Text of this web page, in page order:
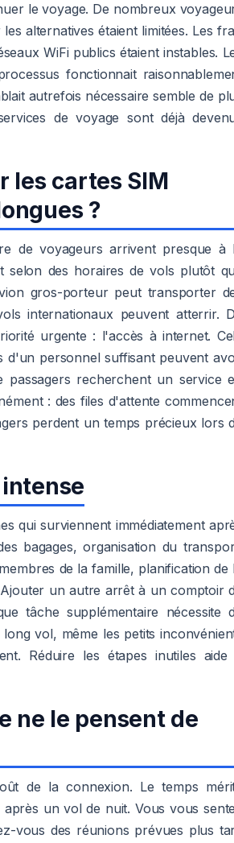
le voyage. De nombreux
alternatives étaient limitées. Les
WiFi publics étaient instables.
fonctionnait
autrefois nécessaire semble de
de voyage sont déjà
les cartes SIM
?
de voyageurs arrivent presque à
selon des horaires de vols plutôt
gros-porteur peut transporter
internationaux peuvent atterrir.
urgente : l'accès à internet.
d'un personnel suffisant peuvent
passagers recherchent un service
: des files d'attente
perdent un temps précieux lors
qui surviennent immédiatement
bagages, organisation du
de la famille, planification de
un autre arrêt à un comptoir
tâche supplémentaire nécessite
vol, même les petits
Réduire les étapes inutiles aide
ne le pensent de
de la connexion. Le temps
un vol de nuit. Vous vous
vous des réunions prévues plus